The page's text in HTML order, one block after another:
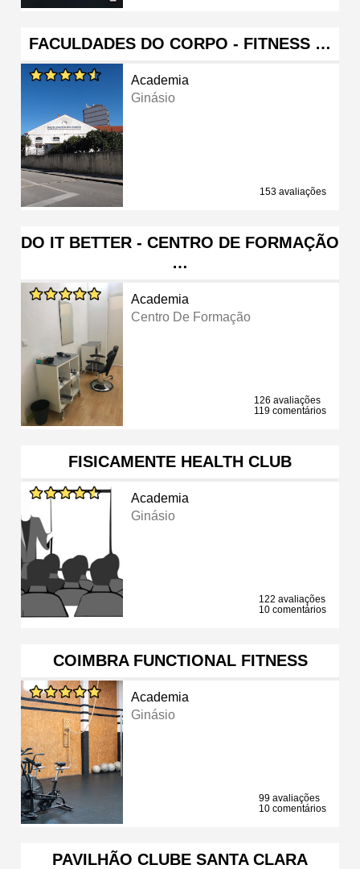
FACULDADES DO CORPO - FITNESS …
Academia
Ginásio
153 avaliações
DO IT BETTER - CENTRO DE FORMAÇÃO
…
Academia
Centro De Formação
126 avaliações
119 comentários
FISICAMENTE HEALTH CLUB
Academia
Ginásio
122 avaliações
10 comentários
COIMBRA FUNCTIONAL FITNESS
Academia
Ginásio
99 avaliações
10 comentários
PAVILHÃO CLUBE SANTA CLARA